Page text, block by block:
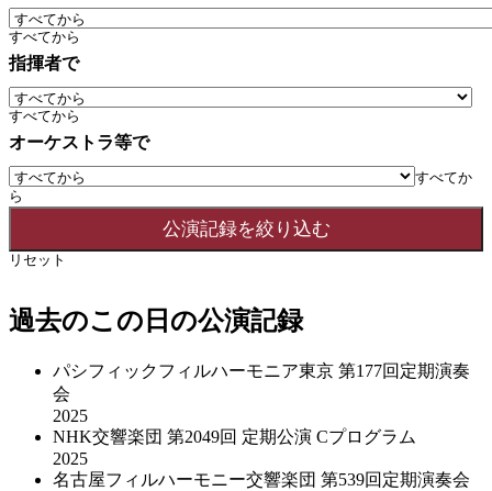
すべてから
指揮者で
すべてから
オーケストラ等で
すべてか
ら
リセット
過去のこの日の公演記録
パシフィックフィルハーモニア東京 第177回定期演奏
会
2025
NHK交響楽団 第2049回 定期公演 Cプログラム
2025
名古屋フィルハーモニー交響楽団 第539回定期演奏会